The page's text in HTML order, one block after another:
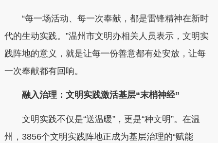
“每一场活动、每一次奉献，都是雷锋精神在新时
代的生动实践。”温州市文明办相关人员表示，文明实
践阵地的意义，就是让每一份善意都有处安放，让每
一次奉献都有回响。
融入治理：文明实践激活基层“末梢神经”
文明实践不仅是“送温暖”，更是“种文明”。在温
州，3856个文明实践阵地正成为基层治理的“赋能